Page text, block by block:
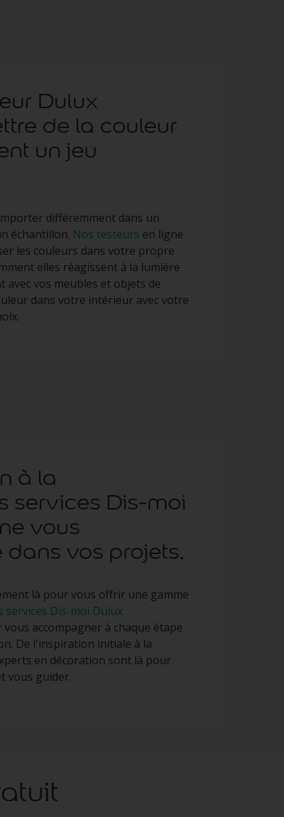
Dulux
de la couleur
un jeu
différemment dans un
échantillon. Nos testeurs en ligne
les couleurs dans votre propre
elles réagissent à la lumière
avec vos meubles et objets de
dans votre intérieur avec votre
à la
services Dis-moi
vous
vos projets.
là pour vous offrir une gamme
services Dis-moi Dulux
accompagner à chaque étape
De l'inspiration initiale à la
en décoration sont là pour
vous guider.